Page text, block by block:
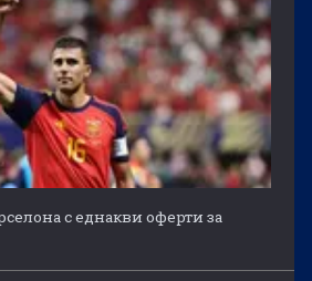
с еднакви оферти за